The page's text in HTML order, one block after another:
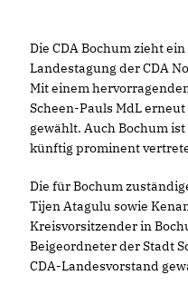
Die CDA Bochum zieht
Landestagung der CDA
Mit einem
Scheen-Pauls MdL
gewählt. Auch Bochum
künftig prominent
Die für Bochum
Tijen Atagulu sowie
Kreisvorsitzender in
Beigeordneter der Stadt
CDA-Landesvorstand